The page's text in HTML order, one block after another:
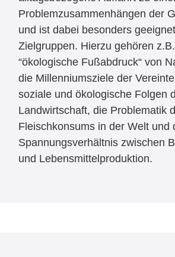
Problemzusammenhängen der
und ist dabei besonders
Zielgruppen. Hierzu gehören
“ökologische Fußabdruck“ von
die Millenniumsziele der
soziale und ökologische Folgen
Landwirtschaft, die Problematik
Fleischkonsums in der Welt und
Spannungsverhältnis zwischen
und Lebensmittelproduktion.